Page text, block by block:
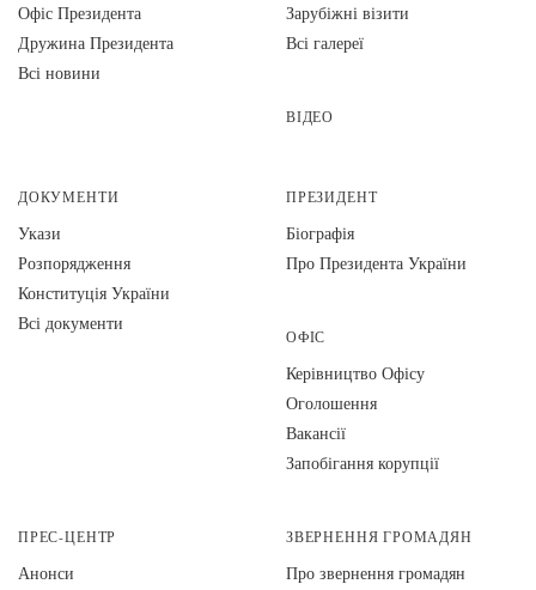
Офіс Президента
Дружина Президента
Всі новини
Зарубіжні візити
Всі галереї
ВІДЕО
ДОКУМЕНТИ
Укази
Розпорядження
Конституція України
Всі документи
ПРЕЗИДЕНТ
Біографія
Про Президента України
ОФІС
Керівництво Офісу
Оголошення
Вакансії
Запобігання корупції
ПРЕС-ЦЕНТР
Анонси
ЗВЕРНЕННЯ ГРОМАДЯН
Про звернення громадян